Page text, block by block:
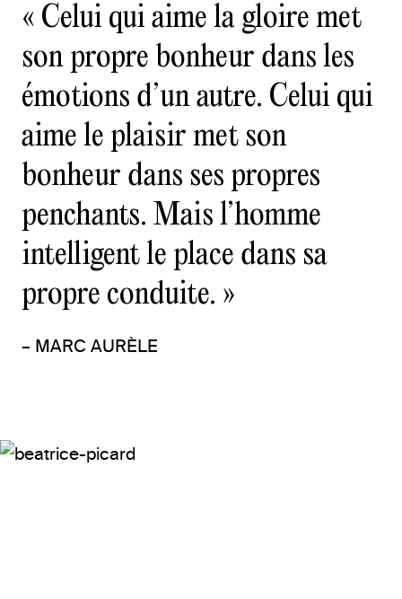
« Celui qui aime la gloire met
son propre bonheur dans les
émotions d’un autre. Celui qui
aime le plaisir met son
bonheur dans ses propres
penchants. Mais l’homme
intelligent le place dans sa
propre conduite. »
– MARC AURÈLE